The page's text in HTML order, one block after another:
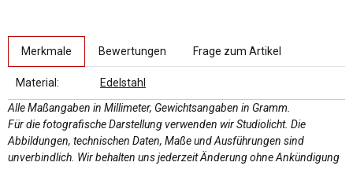
Merkmale Bewertungen Frage zum Artikel
Material:
Edelstahl
Alle Maßangaben in Millimeter, Gewichtsangaben in Gramm.
Für die fotografische Darstellung verwenden wir Studiolicht. Die
Abbildungen, technischen Daten, Maße und Ausführungen sind
unverbindlich. Wir behalten uns jederzeit Änderung ohne Ankündigung